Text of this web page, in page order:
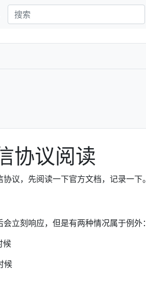
协议阅读
议，先阅读一下官方文档，记录一下。
立刻响应，但是有两种情况属于例外：
候
候